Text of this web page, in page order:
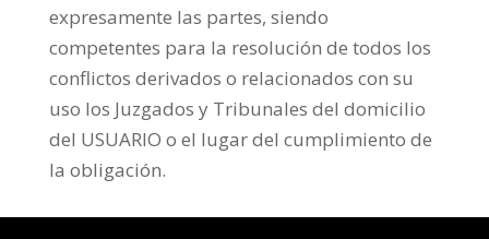
expresamente las partes, siendo
competentes para la resolución de todos los
conflictos derivados o relacionados con su
uso los Juzgados y Tribunales del domicilio
del USUARIO o el lugar del cumplimiento de
la obligación.